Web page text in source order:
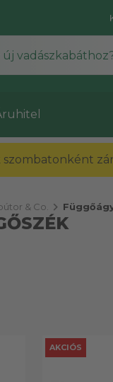
& Co. chevron_right
AKCIÓS